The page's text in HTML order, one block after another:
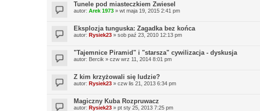
Tunele pod miasteczkiem Zwiesel
autor: Arek 1973 » wt maja 19, 2015 2:41 pm
Eksplozja tunguska: Zagadka bez końca
autor: Rysiek23 » sob paź 23, 2010 12:13 pm
"Tajemnice Piramid" i "starsza" cywilizacja - dyskusja
autor: Bercik » czw wrz 11, 2014 8:01 pm
Z kim krzyżowali się ludzie?
autor: Rysiek23 » czw lis 21, 2013 6:34 pm
Magiczny Kuba Rozpruwacz
autor: Rysiek23 » pt sty 25, 2013 7:25 pm